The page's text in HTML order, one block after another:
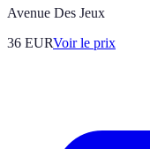
Avenue Des Jeux
36 EURVoir le prix